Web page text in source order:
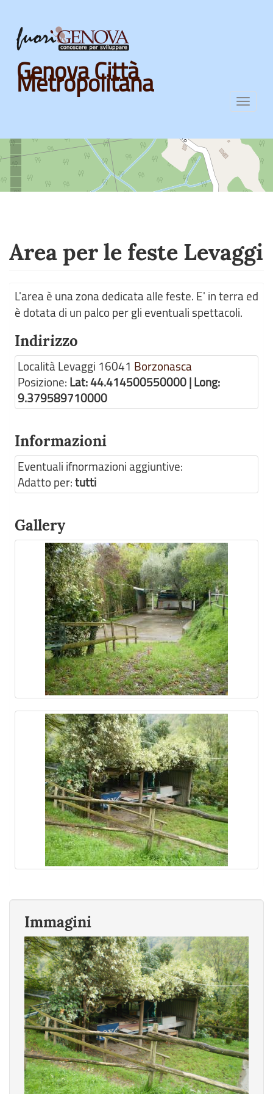
Skip
main
content
Genova Città
Metropolitana
Area per le feste Levaggi
L'area è una zona dedicata alle feste. E' in terra ed
è dotata di un palco per gli eventuali spettacoli.
Indirizzo
Località Levaggi 16041 Borzonasca
Posizione: Lat: 44.414500550000 | Long:
9.379589710000
Informazioni
Eventuali ifnormazioni aggiuntive:
Adatto per:tutti
Gallery
Immagini